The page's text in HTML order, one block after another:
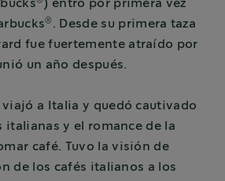
) entró por primera vez
® . Desde su primera taza
fue fuertemente atraído por
un año después.
viajó a Italia y quedó cautivado
italianas y el romance de la
café. Tuvo la visión de
de los cafés italianos a los